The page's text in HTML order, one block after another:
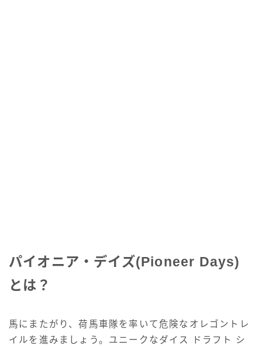
パイオニア・デイズ(Pioneer Days)
とは？
馬にまたがり、荷馬車隊を率いて危険なオレゴントレ
イルを進みましょう。ユニークなダイス ドラフト シ